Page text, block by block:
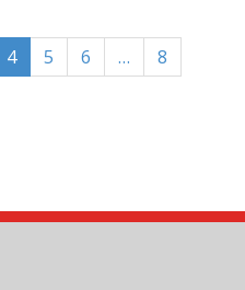
4 5 6 …
8